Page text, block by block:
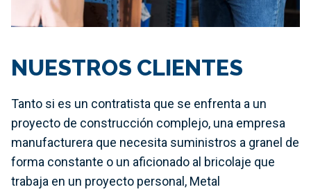
NUESTROS CLIENTES
Tanto si es un contratista que se enfrenta a un
proyecto de construcción complejo, una empresa
manufacturera que necesita suministros a granel de
forma constante o un aficionado al bricolaje que
trabaja en un proyecto personal, Metal